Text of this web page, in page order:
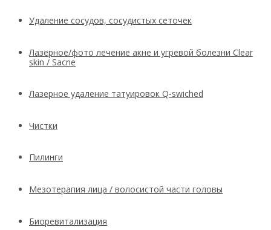
Удаление сосудов, сосудистых сеточек
Лазерное/фото лечение акне и угревой болезни Clear
skin / Sacne
Лазерное удаление татуировок Q-swiched
Чистки
Пилинги
Мезотерапия лица / волосистой части головы
Биоревитализация